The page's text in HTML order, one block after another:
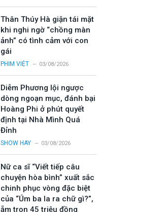
Thân Thúy Hà giận tái mặt
khi nghi ngờ “chồng màn
ảnh” có tình cảm với con
gái
PHIM VIỆT 03/08/2026
Diễm Phương lội ngược
dòng ngoạn mục, đánh bại
Hoàng Phi ở phút quyết
định tại Nhà Mình Quá
Đỉnh
SHOW HAY 03/08/2026
Nữ ca sĩ “Viết tiếp câu
chuyện hòa bình” xuất sắc
chinh phục vòng đặc biệt
của “Úm ba la ra chữ gì?”,
ẵm trọn 45 triệu đồng